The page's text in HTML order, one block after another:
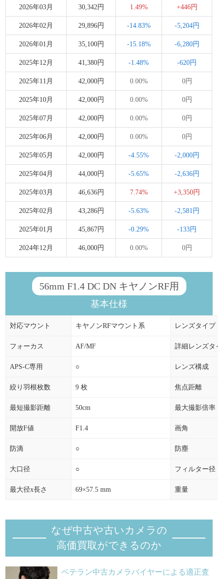
2026年03月 30,342円 1.49% +446円
2026年02月 29,896円 -14.83% -5,204円
2026年01月 35,100円 -15.18% -6,280円
2025年12月 41,380円 -1.48% -620円
2025年11月 42,000円 0.00% 0円
2025年10月 42,000円 0.00% 0円
2025年07月 42,000円 0.00% 0円
2025年06月 42,000円 0.00% 0円
2025年05月 42,000円 -4.55% -2,000円
2025年04月 44,000円 -5.65% -2,636円
2025年03月 46,636円 7.74% +3,350円
2025年02月 43,286円 -5.63% -2,581円
2025年01月 45,867円 -0.29% -133円
2024年12月 46,000円 0.00% 0円
56mm F1.4 DC DN キヤノンRF用
基本仕様
対応マウント キヤノンRFマウント系 レンズタイプ
フォーカス AF/MF 詳細レンズタ
APS-C専用 ○ レンズ構成
絞り羽根枚数 9 枚 焦点距離
最短撮影距離 50cm 最大撮影倍率
開放F値 F1.4 画角
防滴 ○ 防塵
大口径 ○ フィルター径
最大径x長さ 69×57.5 mm 重量
なぜ中古や古いカメラの
高価買取ができるのか
ベテラン中古カメラバイヤーによる適正査